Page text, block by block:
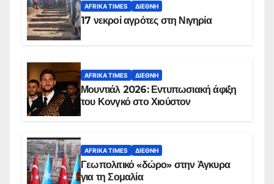
AFRIKA TIMES ΔΙΕΘΝΉ
17 νεκροί αγρότες στη Νιγηρία
AFRIKA TIMES ΔΙΕΘΝΉ
Μουντιάλ 2026: Εντυπωσιακή άφιξη
του Κονγκό στο Χιούστον
AFRIKA TIMES ΔΙΕΘΝΉ
Γεωπολιτικό «δώρο» στην Άγκυρα
για τη Σομαλία